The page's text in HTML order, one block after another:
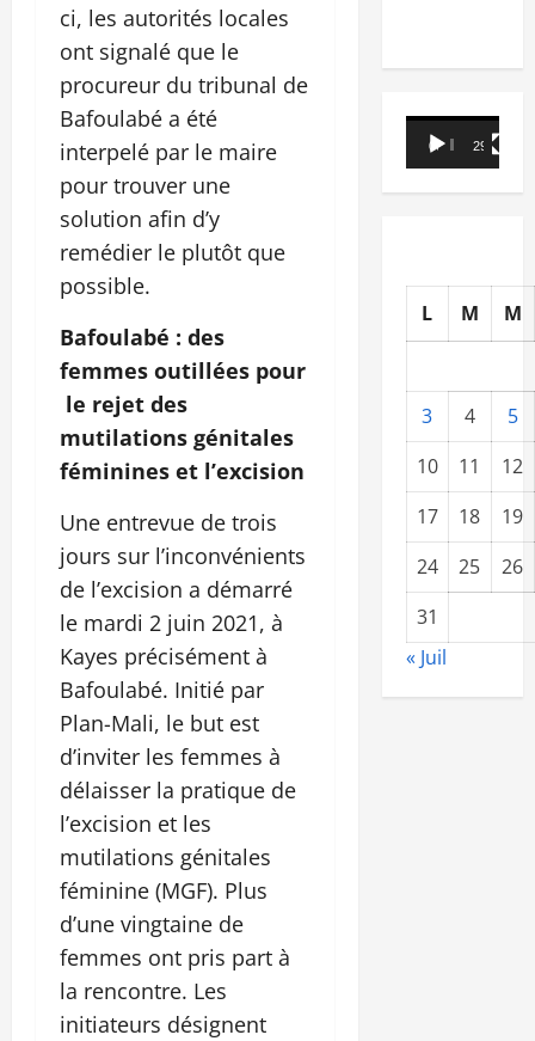
ci, les autorités locales
ont signalé que le
procureur du tribunal de
Bafoulabé a été
interpelé par le maire
pour trouver une
solution afin d’y
remédier le plutôt que
possible.
Bafoulabé : des
femmes outillées pour
le rejet des
mutilations génitales
féminines et l’excision
Une entrevue de trois
jours sur l’inconvénients
de l’excision a démarré
le mardi 2 juin 2021, à
Kayes précisément à
Bafoulabé. Initié par
Plan-Mali, le but est
d’inviter les femmes à
délaisser la pratique de
l’excision et les
mutilations génitales
féminine (MGF). Plus
d’une vingtaine de
femmes ont pris part à
la rencontre. Les
initiateurs désignent
Lecteur
vidéo
00:00 29:21
L M M
3 4
5
10
11
12
17
18
19
24
25
26
31
« Juil